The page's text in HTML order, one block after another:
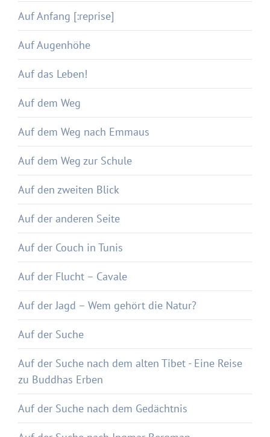
Auf Anfang [:reprise]
Auf Augenhöhe
Auf das Leben!
Auf dem Weg
Auf dem Weg nach Emmaus
Auf dem Weg zur Schule
Auf den zweiten Blick
Auf der anderen Seite
Auf der Couch in Tunis
Auf der Flucht – Cavale
Auf der Jagd – Wem gehört die Natur?
Auf der Suche
Auf der Suche nach dem alten Tibet - Eine Reise
zu Buddhas Erben
Auf der Suche nach dem Gedächtnis